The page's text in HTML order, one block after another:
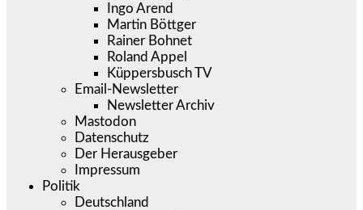
Ingo Arend
Martin Böttger
Rainer Bohnet
Roland Appel
Küppersbusch TV
Email-Newsletter
Newsletter Archiv
Mastodon
Datenschutz
Der Herausgeber
Impressum
Politik
Deutschland